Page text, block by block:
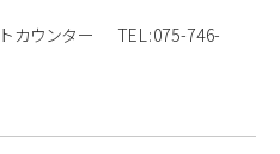
カウンター TEL:075-746-